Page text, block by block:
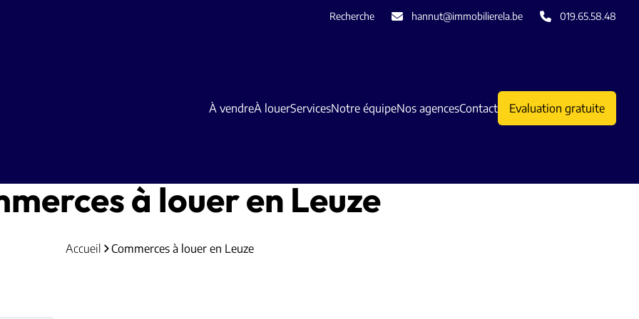
Recherche hannut@immobilierela.be 019.65.58.48
À vendreÀ louerServicesNotre équipeNos agencesContact Evaluation gratuite
à louer en Leuze
Accueil Commerces à louer en Leuze